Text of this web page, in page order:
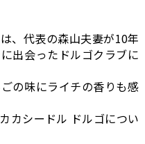
、代表の森山夫妻が10年
出会ったドルゴクラブに
の味にライチの香りも感
カシードル ドルゴについ